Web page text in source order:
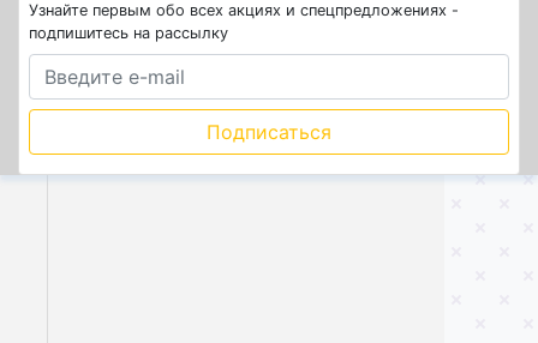
Узнайте первым обо всех акциях и спецпредложениях -
подпишитесь на рассылку